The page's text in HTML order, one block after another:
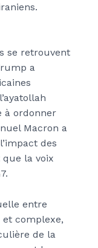
se retrouvent
a
à ordonner
Macron a
des
la voix
entre
et complexe,
de la